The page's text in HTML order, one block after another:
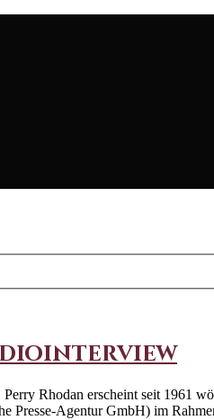
Rhodan erscheint seit 1961
Presse-Agentur GmbH) im